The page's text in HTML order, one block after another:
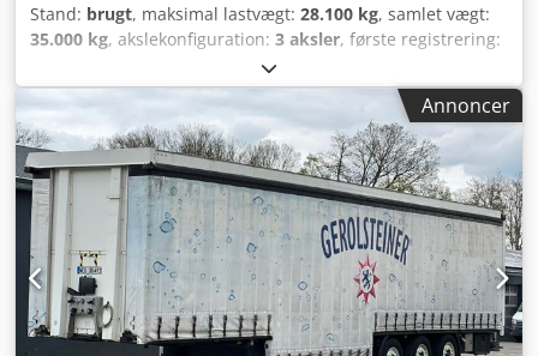
Stand: brugt, maksimal lastvægt: 28.100 kg, samlet vægt:
35.000 kg, akslekonfiguration: 3 aksler, første registrering:
13.240 mm
2.490 mm, lastepladshøjde:3.500 mm, samlet bredde:
2.550 mm
, total højde:4.000 mm
, Schröder Wiesmoor ST
11/24 P4-13,5, drikkevaretrailer Chassisnummer: 3449 -Syn
er udløbet -2 løfteaksler -Dækstørrelse: 385/55R22.5 -
Hæve-/sænkebart tag -BPW-aksler -Registreret: 05/2021 -
Lasteflade 1: 3,34 m x 2,49 m -Lasteflade 2: 3,30 m x 3,50 m
-Lasteflade 3: 6,60 m x 2,68 m Crjdpfxszdbkdo Abkof -
Egenvægt: 6900 kg Med forbehold for fejl og mellemsalg.
Annoncer